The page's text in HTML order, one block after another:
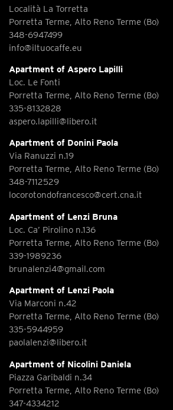
Località La Torretta
Porretta Terme, Alto Reno Terme (Bo)
348-6947499
info@iltuocaffe.eu
Apartment of Aspero Lapilli
Loc. Le Fonti
Porretta Terme, Alto Reno Terme (Bo)
335-8132828
aspero.lapilli@libero.it
Apartment of Donini Paola
Via Ranuzzi n.19
Porretta Terme, Alto Reno Terme (Bo)
348-7112529
locorotondofrancesco@cert.cna.it
Apartment of Lenzi Bruna
Loc. Ca’ Pirolino n.136
Porretta Terme, Alto Reno Terme (Bo)
339-1989236
brunalenzi4@gmail.com
Apartment of Lenzi Paola
Via Marconi n.42
Porretta Terme, Alto Reno Terme (Bo)
335-5944959
paolalenzi@libero.it
Apartment of Nicolini Daniela
Piazza Garibaldi n.34
Porretta Terme, Alto Reno Terme (Bo)
347-4334212